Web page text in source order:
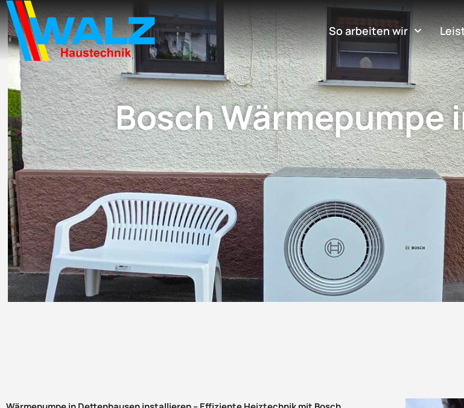
So arbeiten wir
Bosch Wärmepumpe